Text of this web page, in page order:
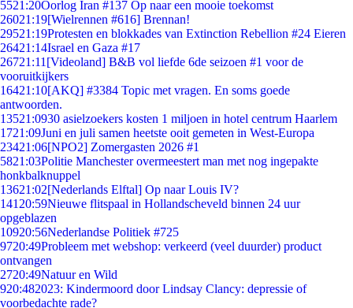
5521:20Oorlog Iran #137 Op naar een mooie toekomst
26021:19[Wielrennen #616] Brennan!
29521:19Protesten en blokkades van Extinction Rebellion #24 Eieren
26421:14Israel en Gaza #17
26721:11 [Videoland] B&B vol liefde 6de seizoen #1 voor de
vooruitkijkers
16421:10[AKQ] #3384 Topic met vragen. En soms goede
antwoorden.
13521:0930 asielzoekers kosten 1 miljoen in hotel centrum Haarlem
1721:09Juni en juli samen heetste ooit gemeten in West-Europa
23421:06[NPO2] Zomergasten 2026 #1
5821:03Politie Manchester overmeestert man met nog ingepakte
honkbalknuppel
13621:02[Nederlands Elftal] Op naar Louis IV?
141 20:59Nieuwe flitspaal in Hollandscheveld binnen 24 uur
opgeblazen
10920:56Nederlandse Politiek #725
9720:49Probleem met webshop: verkeerd (veel duurder) product
ontvangen
2720:49Natuur en Wild
920:482023: Kindermoord door Lindsay Clancy: depressie of
voorbedachte rade?